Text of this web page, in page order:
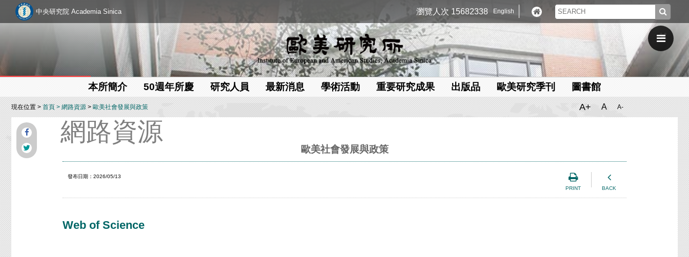
中央研究院 Academia Sinica 瀏覽人次 15682338 English
本所簡介 50週年所慶 研究人員 最新消息 學術活動 重要研究成果 出版品 歐美研究季刊 圖書館
現在位置 >首頁 >網路資源>歐美社會發展與政策 A+ A A-
網路資源
歐美社會發展與政策
PRINT BACK
發布日期：2026/05/13
Web of Science